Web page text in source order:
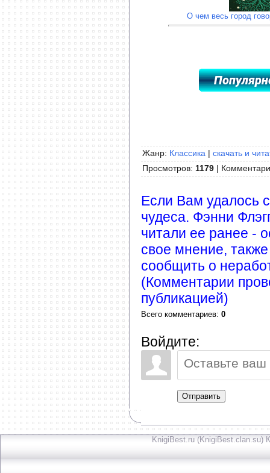
О чем весь город
Жанр: Классика | скачать и
Просмотров: 1179 |
Если Вам удалось
чудеса. Фэнни
читали ее ранее -
свое мнение,
сообщить о
(Комментарии
публикацией)
Всего комментариев: 0
Войдите:
Отправить
KnigiBest.ru (KnigiBest.clan.su)